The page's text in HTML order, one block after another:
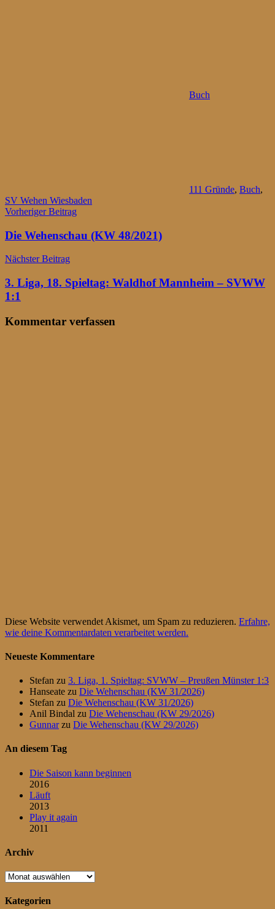
Buch
111 Gründe, Buch,
SV Wehen Wiesbaden
Beitragsnavigation
Vorheriger Beitrag
Die Wehenschau (KW 48/2021)
Nächster Beitrag
3. Liga, 18. Spieltag: Waldhof Mannheim – SVWW
1:1
Kommentar verfassen
Diese Website verwendet Akismet, um Spam zu reduzieren. Erfahre,
wie deine Kommentardaten verarbeitet werden.
Neueste Kommentare
Stefan zu 3. Liga, 1. Spieltag: SVWW – Preußen Münster 1:3
Hanseate zu Die Wehenschau (KW 31/2026)
Stefan zu Die Wehenschau (KW 31/2026)
Anil Bindal zu Die Wehenschau (KW 29/2026)
Gunnarzu Die Wehenschau (KW 29/2026)
An diesem Tag
Die Saison kann beginnen
2016
Läuft
2013
Play it again
2011
Archiv
Archiv
Kategorien